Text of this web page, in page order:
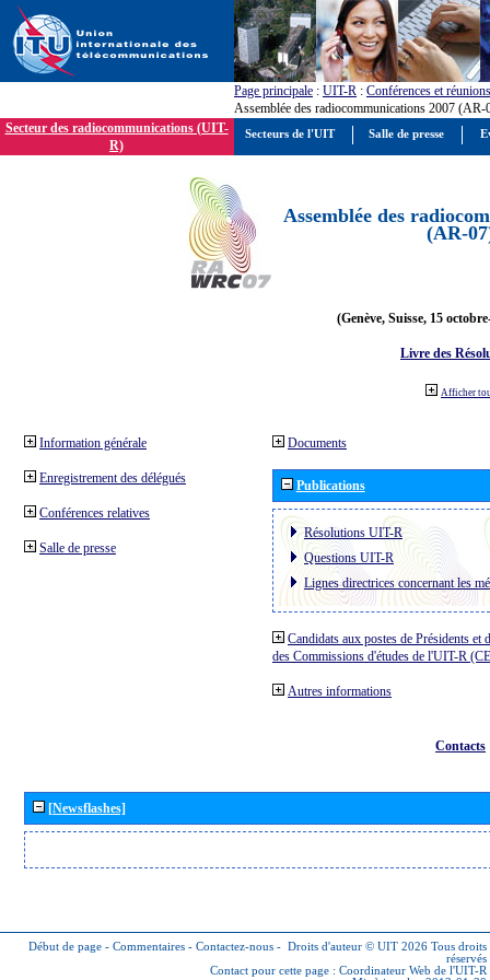
Page principale : UIT-R : Conférences et réunions
Assemblée des radiocommunications 2007 (AR-
Secteur des radiocommunications (UIT-
R)
Assemblée des
(AR-
(Genève, Suisse, 15
Livre des
Afficher
Information générale
Enregistrement des délégués
Conférences relatives
Salle de presse
Documents
Publications
Résolutions UIT-R
Questions UIT-R
Lignes directrices concernant les
Candidats aux postes de Présidents et
des Commissions d'études de l'UIT-R
Autres informations
Contacts
[Newsflashes]
Début de page - Commentaires - Contactez-nous - Droits d'auteur © UIT 2026 Tous droits
réservés
Contact pour cette page : Coordinateur Web de l'UIT-R
Secteurs de l'UIT Salle de presse